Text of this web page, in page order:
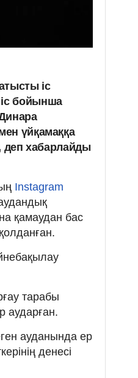
іс
бойынша
үйқамаққа
деп хабарлайды
Instagram
қамаудан бас
тарабы
аударған.
ауданында ер
денесі